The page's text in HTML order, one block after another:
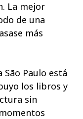
La mejor
de una
más
Paulo está
los libros y
sin